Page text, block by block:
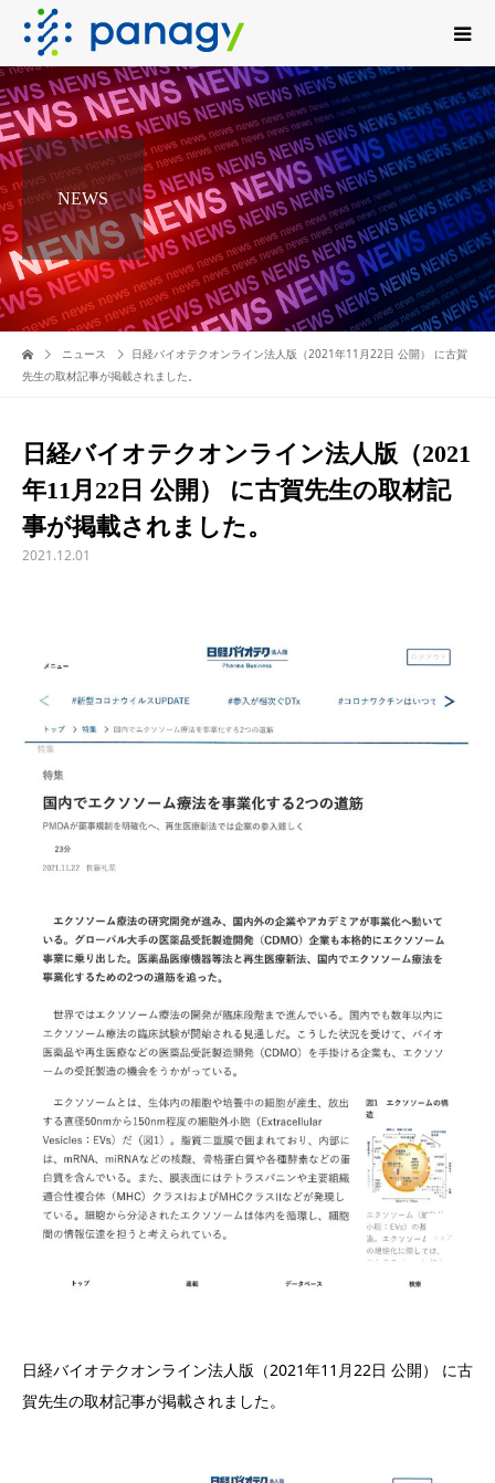
NEWS
ニュース
日経バイオテクオンライン法人版（2021年11月22日 公開） に古賀
先生の取材記事が掲載されました。
日経バイオテクオンライン法人版（2021
年11月22日 公開） に古賀先生の取材記
事が掲載されました。
2021.12.01
日経バイオテクオンライン法人版（2021年11月22日 公開） に古
賀先生の取材記事が掲載されました。